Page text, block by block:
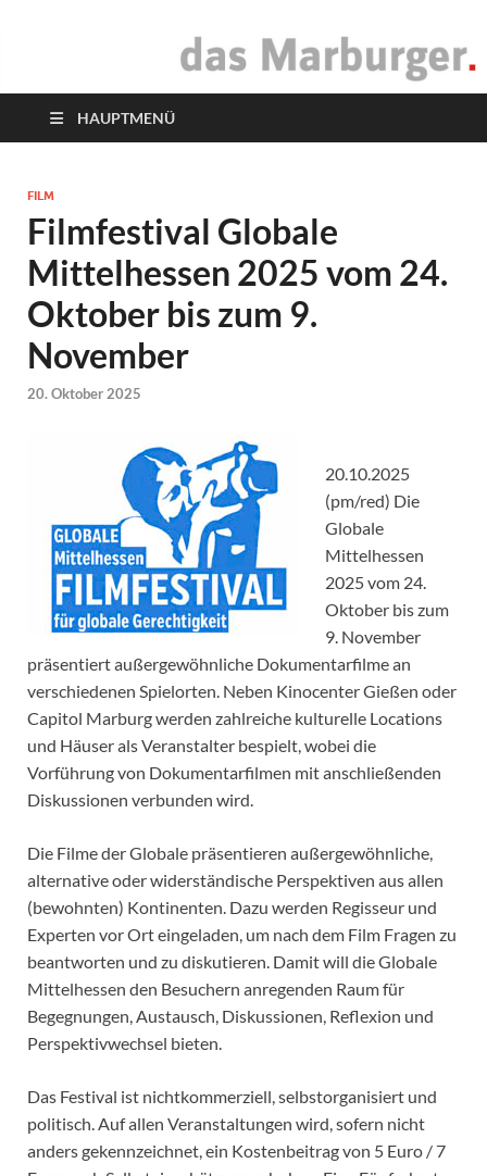
das Marburger.
HAUPTMENÜ
FILM
Filmfestival Globale
Mittelhessen 2025 vom 24.
Oktober bis zum 9.
November
20. Oktober 2025
20.10.2025
(pm/red) Die
Globale
Mittelhessen
2025 vom 24.
Oktober bis zum
9. November
präsentiert außergewöhnliche Dokumentarfilme an
verschiedenen Spielorten. Neben Kinocenter Gießen oder
Capitol Marburg werden zahlreiche kulturelle Locations
und Häuser als Veranstalter bespielt, wobei die
Vorführung von Dokumentarfilmen mit anschließenden
Diskussionen verbunden wird.
Die Filme der Globale präsentieren außergewöhnliche,
alternative oder widerständische Perspektiven aus allen
(bewohnten) Kontinenten. Dazu werden Regisseur und
Experten vor Ort eingeladen, um nach dem Film Fragen zu
beantworten und zu diskutieren. Damit will die Globale
Mittelhessen den Besuchern anregenden Raum für
Begegnungen, Austausch, Diskussionen, Reflexion und
Perspektivwechsel bieten.
Das Festival ist nichtkommerziell, selbstorganisiert und
politisch. Auf allen Veranstaltungen wird, sofern nicht
anders gekennzeichnet, ein Kostenbeitrag von 5 Euro / 7